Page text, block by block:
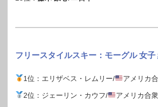
フリースタイルスキー：モーグル 女子
1位：エリザベス・レムリー/ アメリカ
2位：ジェーリン・カウフ/ アメリカ合